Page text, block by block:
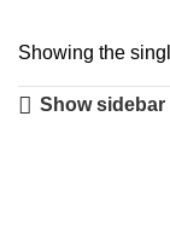
Showing the
Show sidebar